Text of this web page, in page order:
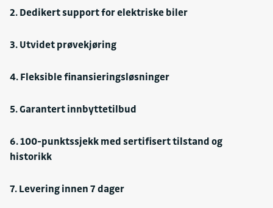
Støydempende vinduer
Parkeringsvarmer
2. Dedikert support for elektriske biler
3. Utvidet prøvekjøring
4. Fleksible finansieringsløsninger
5. Garantert innbyttetilbud
6. 100-punktssjekk med sertifisert tilstand og
historikk
7. Levering innen 7 dager